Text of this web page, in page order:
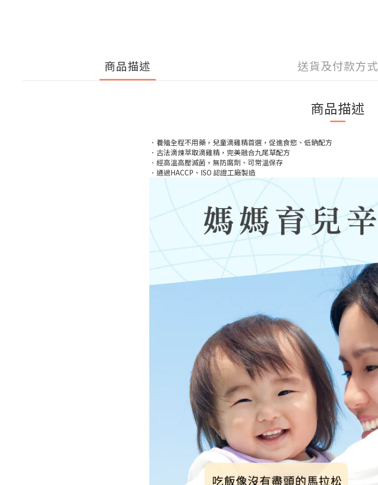
商品描述 送貨及付款方式
商品描述
．養殖全程不用藥，兒童滴雞精首選，促進食慾、低鈉配方
．古法滴煉萃取滴雞精，完美融合九尾草配方
．經高溫高壓滅菌，無防腐劑、可常溫保存
．通過HACCP、ISO 認證工廠製造